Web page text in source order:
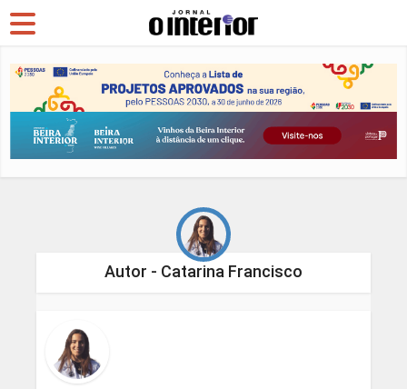
Autor - Catarina Francisco